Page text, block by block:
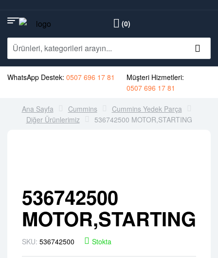
(0)
WhatsApp Destek: 0507 696 17 81
Müşteri Hizmetleri:
0507 696 17 81
Ana Sayfa Cummins
Cummins Yedek Parça
Diğer Ürünlerimiz
536742500 MOTOR,STARTING
536742500
MOTOR,STARTING
SKU: 536742500 Stokta